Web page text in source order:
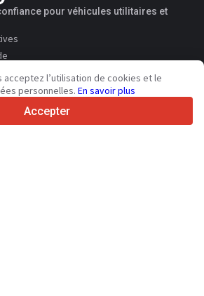
pour véhicules utilitaires et
acceptez l’utilisation de cookies et le
personnelles. En savoir plus
Accepter